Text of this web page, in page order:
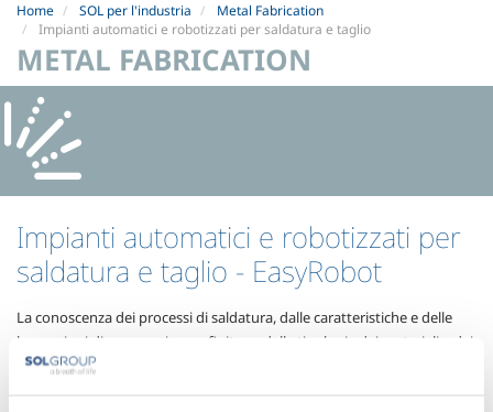
Home SOL per l'industria
Metal Fabrication
Impianti automatici e robotizzati per saldatura e taglio
METAL FABRICATION
Impianti automatici e robotizzati per
saldatura e taglio - EasyRobot
La conoscenza dei processi di saldatura, dalle caratteristiche e delle
lavorazioni di preparazione e finitura, delle tipologie dei materiali e dei
metalli da saldare, unitamente all’esperienza accumulata dalla